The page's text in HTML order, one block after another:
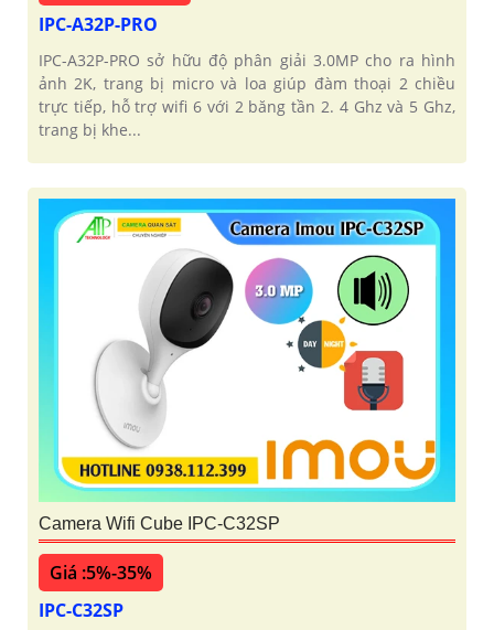
IPC-A32P-PRO
IPC-A32P-PRO sở hữu độ phân giải 3.0MP cho ra hình
ảnh 2K, trang bị micro và loa giúp đàm thoại 2 chiều
trực tiếp, hỗ trợ wifi 6 với 2 băng tần 2. 4 Ghz và 5 Ghz,
trang bị khe...
Camera Wifi Cube IPC-C32SP
Giá :5%-35%
IPC-C32SP